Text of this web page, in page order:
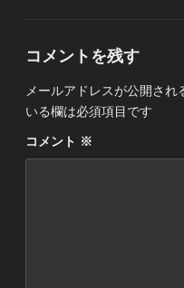
コメントを残す
メールアドレスが公開され
いる欄は必須項目です
コメント ※